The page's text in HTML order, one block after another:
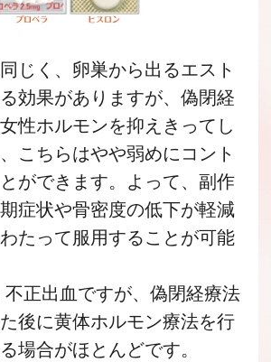
じく、卵巣から出るエスト
効果がありますが、偽閉経
性ホルモンを抑えきってし
こちらはやや弱めにコント
ができます。よって、副作
症状や骨密度の低下が軽減
たって服用することが可能
正出血ですが、偽閉経療法
後に黄体ホルモン療法を行
場合がほとんどです。